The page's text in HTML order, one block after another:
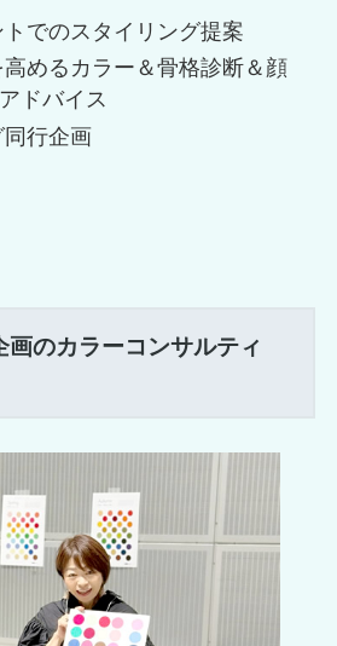
でのスタイリング提案
めるカラー＆骨格診断＆顔
ドバイス
同行企画
画のカラーコンサルティ